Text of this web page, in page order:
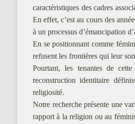
caractéristiques des cadres
En effet, c’est au cours des
à un processus d’émancipation
En se positionnant comme
refusent les frontières qui leur
Pourtant, les tenantes de
reconstruction identitaire
religiosité.
Notre recherche présente une
rapport à la religion ou au